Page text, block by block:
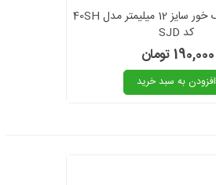
کوپلینگ شیلنگ خور سایز 12 میلیمتر مدل 40SH
کد SJD
190,000 تومان
افزودن به سبد خرید